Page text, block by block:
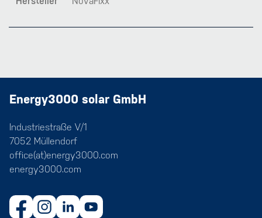
Energy3000 solar GmbH
Industriestraße V/1
7052 Müllendorf
office(at)energy3000.com
energy3000.com